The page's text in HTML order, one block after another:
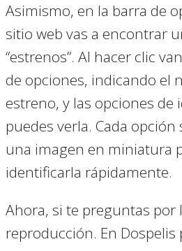
Asimismo, en la barra de
sitio web vas a encontrar
“estrenos”. Al hacer clic
de opciones, indicando el
estreno, y las opciones de
puedes verla. Cada
una imagen en miniatura
identificarla rápidamente.
Ahora, si te preguntas por
reproducción. En